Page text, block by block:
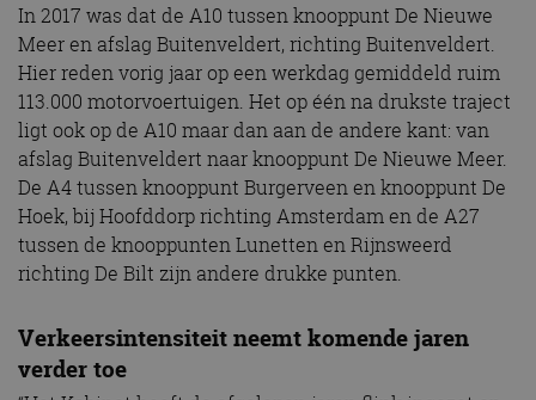
In 2017 was dat de A10 tussen knooppunt De Nieuwe
Meer en afslag Buitenveldert, richting Buitenveldert.
Hier reden vorig jaar op een werkdag gemiddeld ruim
113.000 motorvoertuigen. Het op één na drukste traject
ligt ook op de A10 maar dan aan de andere kant: van
afslag Buitenveldert naar knooppunt De Nieuwe Meer.
De A4 tussen knooppunt Burgerveen en knooppunt De
Hoek, bij Hoofddorp richting Amsterdam en de A27
tussen de knooppunten Lunetten en Rijnsweerd
richting De Bilt zijn andere drukke punten.
Verkeersintensiteit neemt komende jaren
verder toe